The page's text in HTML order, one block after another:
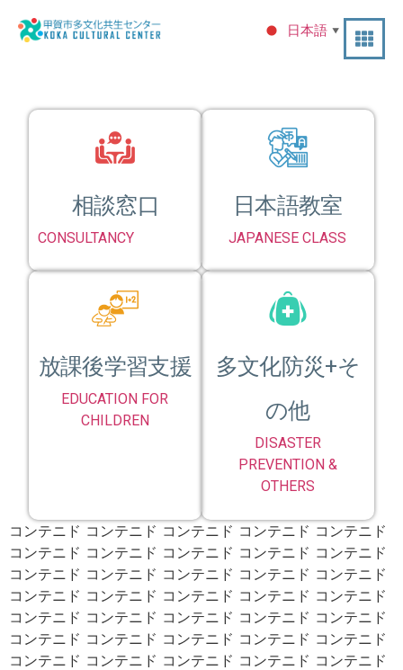
日本語 ▼
相談窓口
CONSULTANCY
日本語教室
JAPANESE CLASS
放課後学習支援
EDUCATION FOR
CHILDREN
多文化防災+そ
の他
DISASTER
PREVENTION &
OTHERS
コンテニド コンテニド コンテニド コンテニド コンテニド
コンテニド コンテニド コンテニド コンテニド コンテニド
コンテニド コンテニド コンテニド コンテニド コンテニド
コンテニド コンテニド コンテニド コンテニド コンテニド
コンテニド コンテニド コンテニド コンテニド コンテニド
コンテニド コンテニド コンテニド コンテニド コンテニド
コンテニド コンテニド コンテニド コンテニド コンテニド